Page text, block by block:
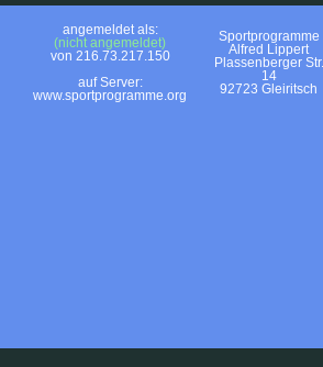
angemeldet als:
(nicht angemeldet)
von 216.73.217.150
auf Server:
www.sportprogramme.org
Sportprogramme
Alfred Lippert
Plassenberger Str.
14
92723 Gleiritsch